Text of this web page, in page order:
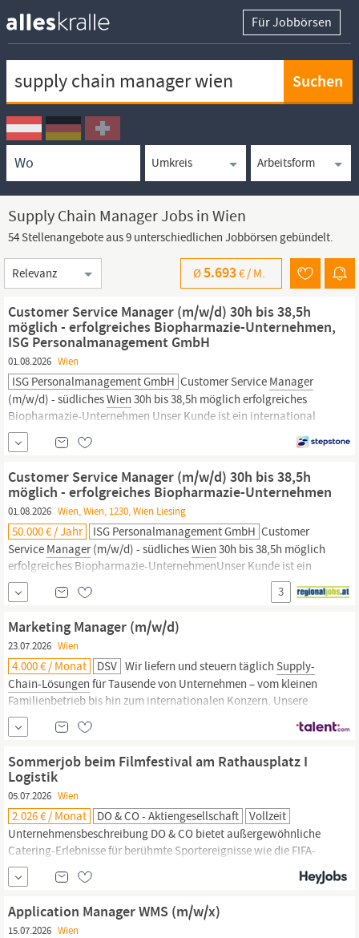
Für Jobbörsen
Ortssuche
Umkreissuche
Arbeitsform
Supply Chain Manager Jobs in Wien
54 Stellenangebote aus 9 unterschiedlichen Jobbörsen gebündelt.
Sortierung
Ø5.693€ / M.
Customer Service Manager (m/w/d) 30h bis 38,5h
möglich - erfolgreiches Biopharmazie-Unternehmen,
ISG Personalmanagement GmbH
01.08.2026 Wien
ISG Personalmanagement GmbH Customer Service Manager
(m/w/d) - südlichesWien 30h bis 38,5h möglich erfolgreiches
Biopharmazie-Unternehmen Unser Kunde ist ein international
erfolgreiches Unternehmen im Bereich der innovativen
Biopharmazie. Gesucht wird eine engagierte, lösungsorientierte
Manager,
Customer Service Manager (m/w/d) 30h bis 38,5h
möglich - erfolgreiches Biopharmazie-Unternehmen
01.08.2026 Wien, Wien, 1230, Wien Liesing
50.000 € / Jahr ISG Personalmanagement GmbH Customer
Service Manager(m/w/d) - südlichesWien 30h bis 38,5h möglich
erfolgreiches Biopharmazie-UnternehmenUnser Kunde ist ein
international erfolgreiches Unternehmen im Bereich der
innovativen Biopharmazie. Gesucht wird eine engagierte,
lösungsorientierte Persönlichkeit als Customer Service
die die...
3
Marketing Manager (m/w/d)
23.07.2026 Wien
4.000 € / Monat DSV Wir liefern und steuern täglich Supply-
Chain-Lösungen für Tausende von Unternehmen – vom kleinen
Familienbetrieb bis hin zum internationalen Konzern. Unsere
Reichweite ist global, aber unsere Präsenz ist lokal und nah bei
unseren Kunden. Das erreichen wir nur über den Einsatz unserer
und
Sommerjob beim Filmfestival am Rathausplatz I
Logistik
05.07.2026 Wien
2.026 € / Monat DO & CO - Aktiengesellschaft
Vollzeit
Unternehmensbeschreibung DO & CO bietet außergewöhnliche
Catering-Erlebnisse für berühmte Sportereignisse wie die FIFA-
Weltmeisterschaft, die UEFA Champions League; und der Formel
1. Mit einer Karriere bei DO & CO bist du mittendrin im Geschehen
und arbeitest hinter den Kulissen, um sicherzustellen, dass jedes
Detail der Veranstaltung perfekt ist. Von der...
Application Manager WMS (m/w/x)
15.07.2026 Wien